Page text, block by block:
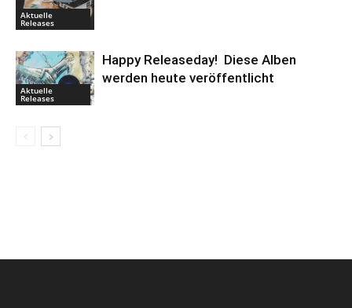
Aktuelle
Releases
Aktuelle
Releases
Happy Releaseday! Diese Alben
werden heute veröffentlicht